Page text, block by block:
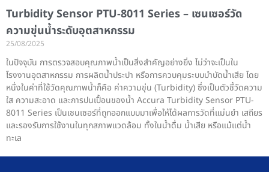
Turbidity Sensor PTU-8011 Series – เซนเซอร์วัด
ความขุ่นน้ำระดับอุตสาหกรรม
25/08/2025
ในปัจจุบัน การตรวจสอบคุณภาพน้ำเป็นสิ่งสำคัญอย่างยิ่ง ไม่ว่าจะเป็นใน
โรงงานอุตสาหกรรม การผลิตน้ำประปา หรือการควบคุมระบบบำบัดน้ำเสีย โดย
หนึ่งในค่าที่ใช้วัดคุณภาพน้ำก็คือ ค่าความขุ่น (Turbidity) ซึ่งเป็นตัวชี้วัดความ
ใส ความสะอาด และการปนเปื้อนของน้ำ Accura Turbidity Sensor PTU-
8011 Series เป็นเซนเซอร์ที่ถูกออกแบบมาเพื่อให้ได้ผลการวัดที่แม่นยำ เสถียร
และรองรับการใช้งานในทุกสภาพแวดล้อม ทั้งในน้ำดื่ม น้ำเสีย หรือแม้แต่น้ำ
ทะเล